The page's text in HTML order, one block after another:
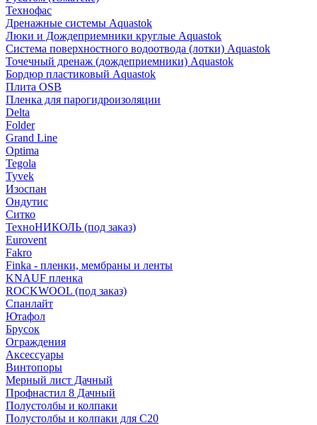
Технофас
Дренажные системы Aquastok
Люки и Дождеприемники круглые Aquastok
Система поверхностного водоотвода (лотки) Aquastok
Точечный дренаж (дождеприемники) Aquastok
Бордюр пластиковый Aquastok
Плита OSB
Пленка для парогидроизоляции
Delta
Folder
Grand Line
Optima
Tegola
Tyvek
Изоспан
Ондутис
Ситко
ТехноНИКОЛЬ (под заказ)
Eurovent
Fakro
Finka - пленки, мембраны и ленты
KNAUF пленка
ROCKWOOL (под заказ)
Спанлайт
Ютафол
Брусок
Ограждения
Аксессуары
Винтопоры
Мерный лист Дачный
Профнастил 8 Дачный
Полустолбы и колпаки
Полустолбы и колпаки для С20